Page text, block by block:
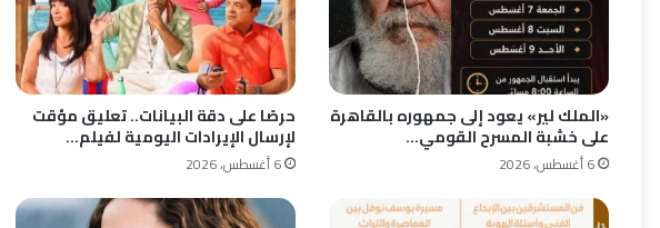
«الملك لير» يعود إلى جمهوره بالقاهرة
على خشبة المسرح القومي…
6 أغسطس، 2026
حرصًا على دقة البيانات.. تعليق مؤقت
لإرسال الإيرادات اليومية لفيلم…
6 أغسطس، 2026